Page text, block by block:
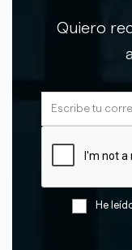
Quiero
He